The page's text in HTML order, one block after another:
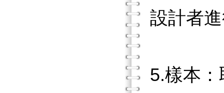
設計者
5.樣本